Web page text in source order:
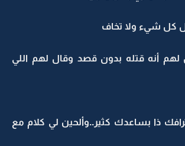
كل شيء ولا تخاف
أنه قتله بدون قصد وقال لهم اللي
ذا بساعدك كثير..وألحين لي كلام مع